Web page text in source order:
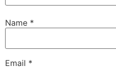
Name *
Email *